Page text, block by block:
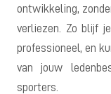
ontwikkeling,
verliezen. Zo blijf
professioneel, en
van jouw
sporters.